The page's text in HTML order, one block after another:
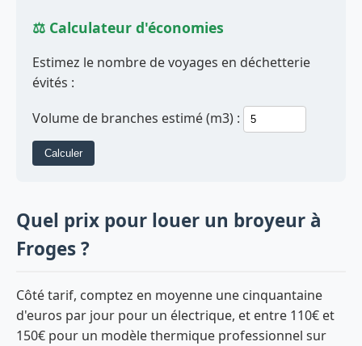
⚖️ Calculateur d'économies
Estimez le nombre de voyages en déchetterie
évités :
Volume de branches estimé (m3) :
Calculer
Quel prix pour louer un broyeur à
Froges ?
Côté tarif, comptez en moyenne une cinquantaine
d'euros par jour pour un électrique, et entre 110€ et
150€ pour un modèle thermique professionnel sur